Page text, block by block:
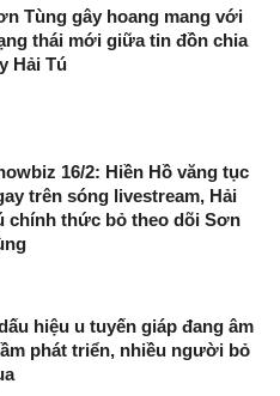
Tùng gây hoang mang với
thái mới giữa tin đồn chia
Hải Tú
16/2: Hiền Hồ văng tục
trên sóng livestream, Hải
chính thức bỏ theo dõi Sơn
hiệu u tuyến giáp đang âm
phát triển, nhiều người bỏ